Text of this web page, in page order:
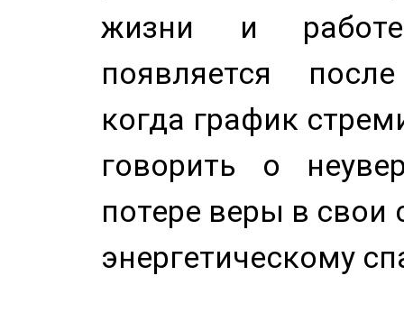
жизни и
появляется
когда график
говорить о
потере веры в свои
энергетическому